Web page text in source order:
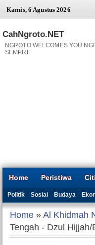
Kamis, 6 Agustus 2026
CahNgroto.NET
NGROTO WELCOMES YOU
SEMPRE
Home Peristiwa
Politik Sosial Budaya
Home »Al Khidmah
Tengah - Dzul Hijjah/